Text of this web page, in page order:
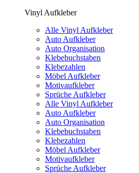
Vinyl Aufkleber
Alle Vinyl Aufkleber
Auto Aufkleber
Auto Organisation
Klebebuchstaben
Klebezahlen
Möbel Aufkleber
Motivaufkleber
Sprüche Aufkleber
Alle Vinyl Aufkleber
Auto Aufkleber
Auto Organisation
Klebebuchstaben
Klebezahlen
Möbel Aufkleber
Motivaufkleber
Sprüche Aufkleber